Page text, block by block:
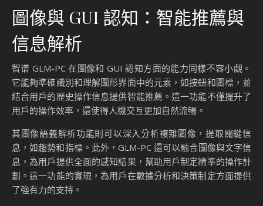
圖像與 GUI 認知：智能推薦與
信息解析
智谱 GLM-PC 在圖像和 GUI 認知方面的能力同樣不容小覷。
它能夠準確識別和理解圖形界面中的元素，如按鈕和圖標，並
結合用戶的歷史操作信息提供智能推薦。這一功能不僅提升了
用戶的操作效率，還使得人機交互更加自然流暢。
其圖像語義解析功能則可以深入分析複雜圖像，提取關鍵信
息，如趨勢和指標。此外，GLM-PC 還可以融合圖像與文字信
息，為用戶提供全面的感知結果，幫助用戶制定精準的操作計
劃。這一功能的實現，為用戶在數據分析和決策制定方面提供
了強有力的支持。